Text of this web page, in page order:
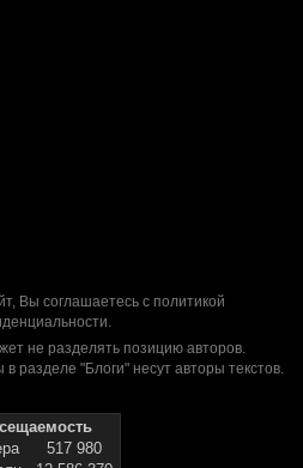
Вы соглашаетесь с политикой
.
не разделять позицию авторов.
разделе "Блоги" несут авторы текстов.
517 980